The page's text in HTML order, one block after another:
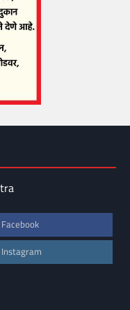
Facebook
Instagram